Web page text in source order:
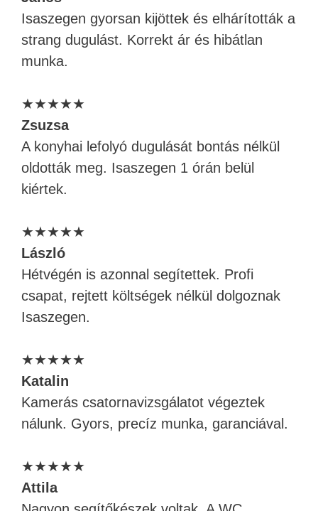
Isaszegen gyorsan kijöttek és elhárították a
strang dugulást. Korrekt ár és hibátlan
munka.
★★★★★
Zsuzsa
A konyhai lefolyó dugulását bontás nélkül
oldották meg. Isaszegen 1 órán belül
kiértek.
★★★★★
László
Hétvégén is azonnal segítettek. Profi
csapat, rejtett költségek nélkül dolgoznak
Isaszegen.
★★★★★
Katalin
Kamerás csatornavizsgálatot végeztek
nálunk. Gyors, precíz munka, garanciával.
★★★★★
Attila